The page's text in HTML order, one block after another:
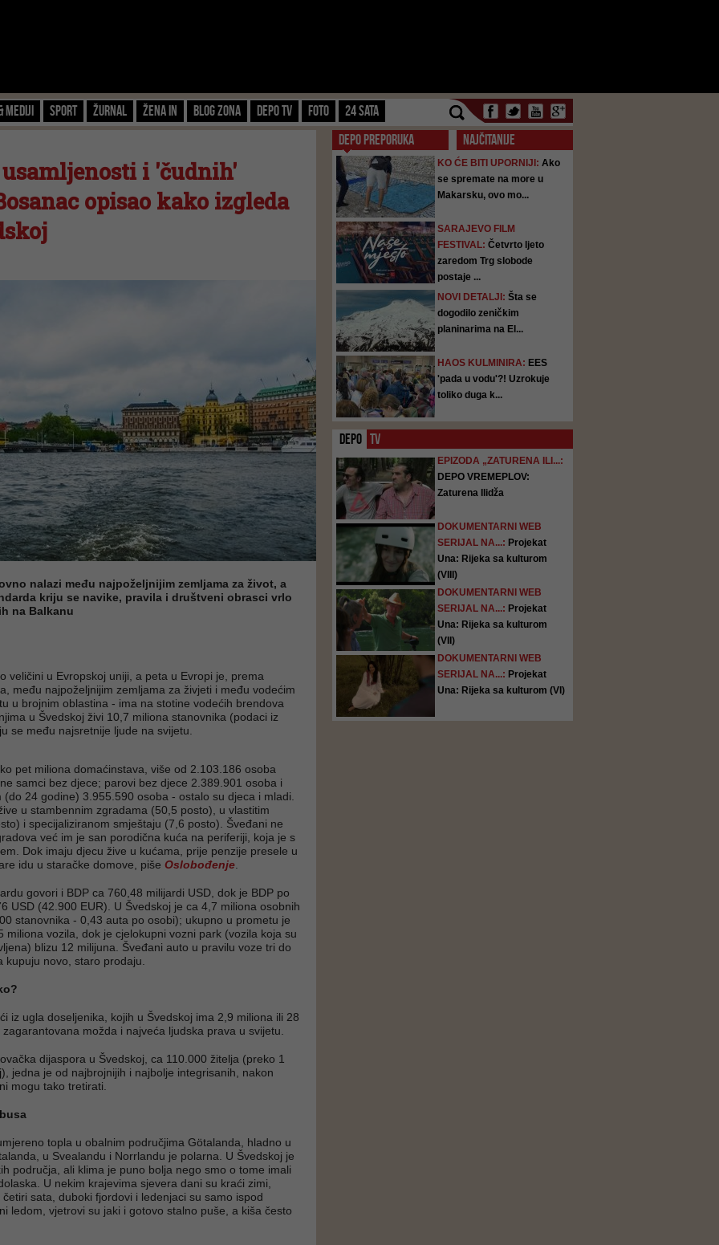
Mediji Sport Žurnal Žena IN Blog zona Depo TV FOTO 24 SATA
i 'čudnih'
opisao kako izgleda
nalazi među najpoželjnijim zemljama za život, a
kriju se navike, pravila i društveni obrasci vrlo
na Balkanu
veličini u Evropskoj uniji, a peta u Evropi je, prema
među najpoželjnijim zemljama za živjeti i među vodećim
u brojnim oblastina - ima na stotine vodećih brendova
u Švedskoj živi 10,7 miliona stanovnika (podaci iz
se među najsretnije ljude na svijetu.
pet miliona domaćinstava, više od 2.103.186 osoba
samci bez djece; parovi bez djece 2.389.901 osoba i
(do 24 godine) 3.955.590 osoba - ostalo su djeca i mladi.
u stambennim zgradama (50,5 posto), u vlastitim
i specijaliziranom smještaju (7,6 posto). Šveđani ne
već im je san porodična kuća na periferiji, koja je s
Dok imaju djecu žive u kućama, prije penzije presele u
idu u staračke domove, piše Oslobođenje
govori i BDP ca 760,48 milijardi USD, dok je BDP po
USD (42.900 EUR). U Švedskoj je ca 4,7 miliona osobnih
stanovnika - 0,43 auta po osobi); ukupno u prometu je
miliona vozila, dok je cjelokupni vozni park (vozila koja su
blizu 12 milijuna. Šveđani auto u pravilu voze tri do
kupuju novo, staro prodaju.
iz ugla doseljenika, kojih u Švedskoj ima 2,9 miliona ili 28
možda i najveća ljudska prava u svijetu.
dijaspora u Švedskoj, ca 110.000 žitelja (preko 1
jedna je od najbrojnijih i najbolje integrisanih, nakon
mogu tako tretirati.
topla u obalnim područjima Götalanda, hladno u
u Svealandu i Norrlandu je polarna. U Švedskoj je
područja, ali klima je puno bolja nego smo o tome imali
U nekim krajevima sjevera dani su kraći zimi,
sata, duboki fjordovi i ledenjaci su samo ispod
ledom, vjetrovi su jaki i gotovo stalno puše, a kiša često
DEPO PREPORUKA NAJČITANIJE
KO ĆE BITI UPORNIJI: Ako
se spremate na more u
Makarsku, ovo mo...
SARAJEVO FILM
FESTIVAL: Četvrto ljeto
zaredom Trg slobode
postaje ...
NOVI DETALJI: Šta se
dogodilo zeničkim
planinarima na El...
HAOS KULMINIRA: EES
'pada u vodu'?! Uzrokuje
toliko duga k...
DEPO TV
EPIZODA „ZATURENA ILI...:
DEPO VREMEPLOV:
Zaturena Ilidža
DOKUMENTARNI WEB
SERIJAL NA...: Projekat
Una: Rijeka sa kulturom
(VIII)
DOKUMENTARNI WEB
SERIJAL NA...: Projekat
Una: Rijeka sa kulturom
(VII)
DOKUMENTARNI WEB
SERIJAL NA...: Projekat
Una: Rijeka sa kulturom (VI)